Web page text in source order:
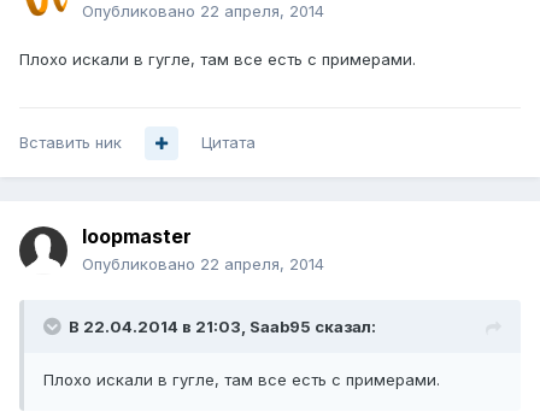
Опубликовано 22 апреля, 2014
Плохо искали в гугле, там все есть с примерами.
Вставить ник Цитата
loopmaster
Опубликовано 22 апреля, 2014
В 22.04.2014 в 21:03, Saab95 сказал:
Плохо искали в гугле, там все есть с примерами.